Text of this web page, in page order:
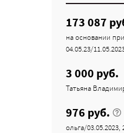
173 087
на основании
04.05.23/
3 000 руб.
Татьяна
976 руб.
ольга/03.05.2023,